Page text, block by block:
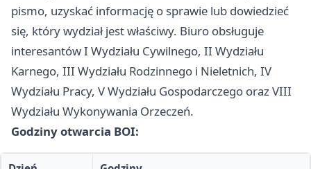
pismo, uzyskać informację o sprawie lub dowiedzieć
się, który wydział jest właściwy. Biuro obsługuje
interesantów I Wydziału Cywilnego, II Wydziału
Karnego, III Wydziału Rodzinnego i Nieletnich, IV
Wydziału Pracy, V Wydziału Gospodarczego oraz VIII
Wydziału Wykonywania Orzeczeń.
Godziny otwarcia BOI: